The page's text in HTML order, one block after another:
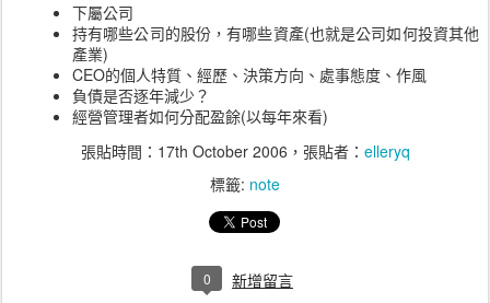
下屬公司
持有哪些公司的股份，有哪些資產(也就是公司如何投資其他
產業)
CEO的個人特質、經歷、決策方向、處事態度、作風
負債是否逐年減少？
經營管理者如何分配盈餘(以每年來看)
張貼時間： 17th October 2006 ，張貼者： elleryq
標籤: note
0 新增留言